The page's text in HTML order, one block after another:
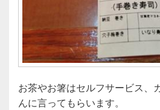
お茶やお箸はセルフサービス、
んに言ってもらいます。